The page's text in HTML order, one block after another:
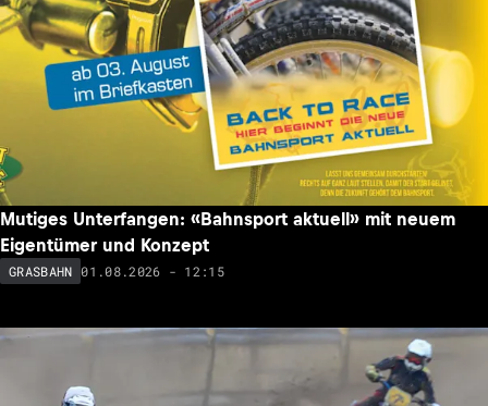
Mutiges Unterfangen: «Bahnsport aktuell» mit neuem
Eigentümer und Konzept
GRASBAHN 01.08.2026 - 12:15